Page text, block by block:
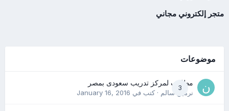
متجر إلكتروني مجاني
موضوعات
3
مطلوب لمركز تدريب سعودى بمصر
نرمين سالم· كتب في January 16, 2016